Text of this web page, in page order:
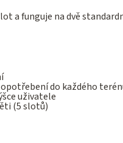
a funguje na dvě
do každého
uživatele
(5 slotů)